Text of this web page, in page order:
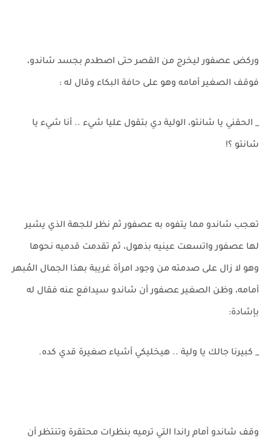
وركض عصفور ليخرج من القصر حتى اصطدم بجسد شاندو،
فوقف الصغير أمامه وهو على حافة البكاء وقال له :
_ الحقني يا شانتو، الولية دي بتقول عليا شيء .. أنا شيء يا
شانتو ؟!
تعجب شاندو مما يتفوه به عصفور ثم نظر للجهة الذي يشير
لها عصفور واتسعت عينيه بذهول، ثم تقدمت قدميه نحوها
وهو لا زال على صدمته من وجود امرأة غريبة بهذا الجمال المُبهر
أمامه، وظن الصغير عصفور أن شاندو سيدافع عنه فقال له
بإشادة:
_ كبيرنا جالك يا ولية .. هيخليكي أشياء صغيرة قدي كده.
وقف شاندو أمام راندا التي ترميه بنظرات محتقرة وتنتظر أن